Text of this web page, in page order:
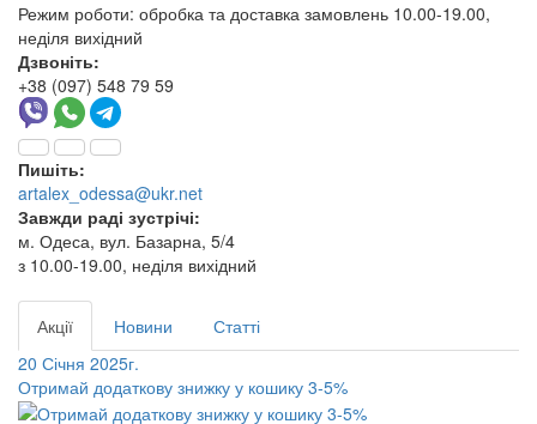
Режим роботи: обробка та доставка замовлень 10.00-19.00,
неділя вихідний
Дзвоніть:
+38 (097) 548 79 59
Пишіть:
artalex_odessa@ukr.net
Завжди раді зустрічі:
м. Одеса, вул. Базарна, 5/4
з 10.00-19.00, неділя вихідний
Акції Новини
Статті
20 Січня 2025г.
Отримай додаткову знижку у кошику 3-5%